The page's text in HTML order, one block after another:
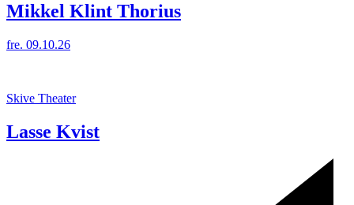
Mikkel Klint Thorius
fre. 09.10.26
Skive Theater
Lasse Kvist